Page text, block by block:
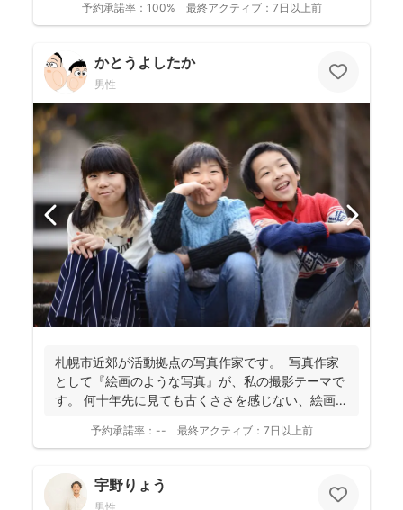
予約承諾率： 100% 最終アクティブ： 7日以上前
かとうよしたか
男性
札幌市近郊が活動拠点の写真作家です。 写真作家
として『絵画のような写真』が、私の撮影テーマで
す。 何十年先に見ても古くささを感じない、絵画の
予約承諾率： -- 最終アクティブ： 7日以上前
宇野りょう
男性